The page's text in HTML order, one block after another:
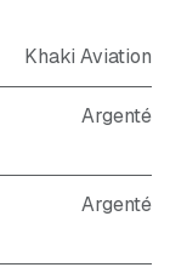
Khaki Aviation
Argenté
Argenté